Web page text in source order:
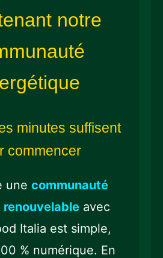
notre
minutes suffisent
commencer
une communauté
renouvelable avec
Italia est simple,
% numérique. En